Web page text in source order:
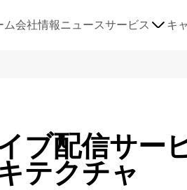
ム会社情報ニュースサービス キ
ブ配信サー
テクチャ